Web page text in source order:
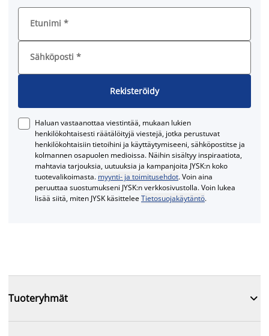
Etunimi *
Sähköposti *
Rekisteröidy
Haluan vastaanottaa viestintää, mukaan lukien
henkilökohtaisesti räätälöityjä viestejä, jotka perustuvat
henkilökohtaisiin tietoihini ja käyttäytymiseeni, sähköpostitse ja
kolmannen osapuolen medioissa. Näihin sisältyy inspiraatiota,
mahtavia tarjouksia, uutuuksia ja kampanjoita JYSK:n koko
tuotevalikoimasta. myynti- ja toimitusehdot. Voin aina
peruuttaa suostumukseni JYSK:n verkkosivustolla. Voin lukea
lisää siitä, miten JYSK käsitteleeTietosuojakäytäntö.
Tuoteryhmät 